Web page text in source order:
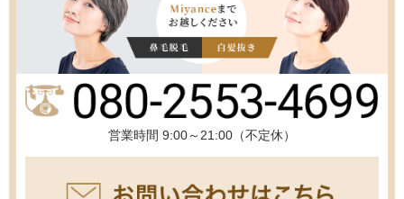
営業時間 9:00～21:00（不定休）